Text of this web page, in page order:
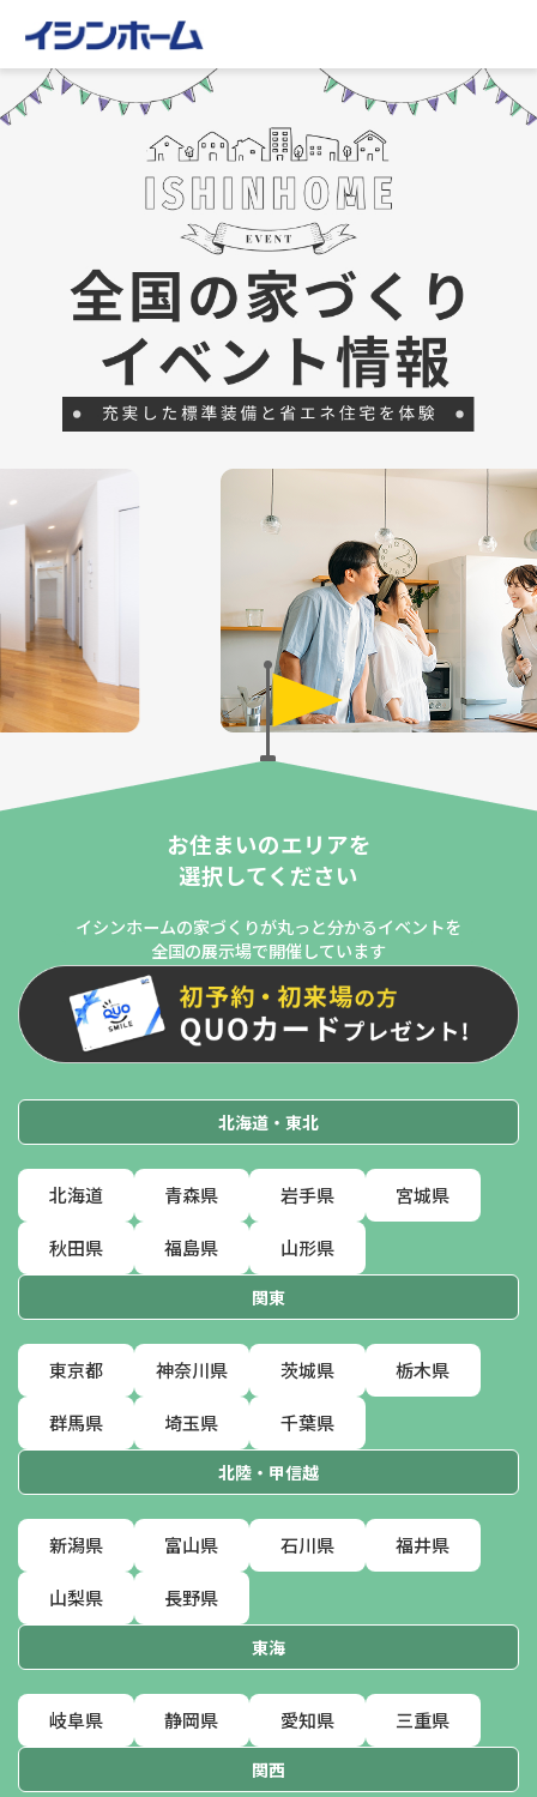
お住まいのエリアを
選択してください
イシンホームの家づくりが丸っと分かるイベントを
全国の展示場で開催しています
北海道・東北
北海道 青森県 岩手県 宮城県
秋田県 福島県 山形県
関東
東京都 神奈川県 茨城県 栃木県
群馬県 埼玉県 千葉県
北陸・甲信越
新潟県 富山県 石川県 福井県
山梨県 長野県
東海
岐阜県 静岡県 愛知県 三重県
関西